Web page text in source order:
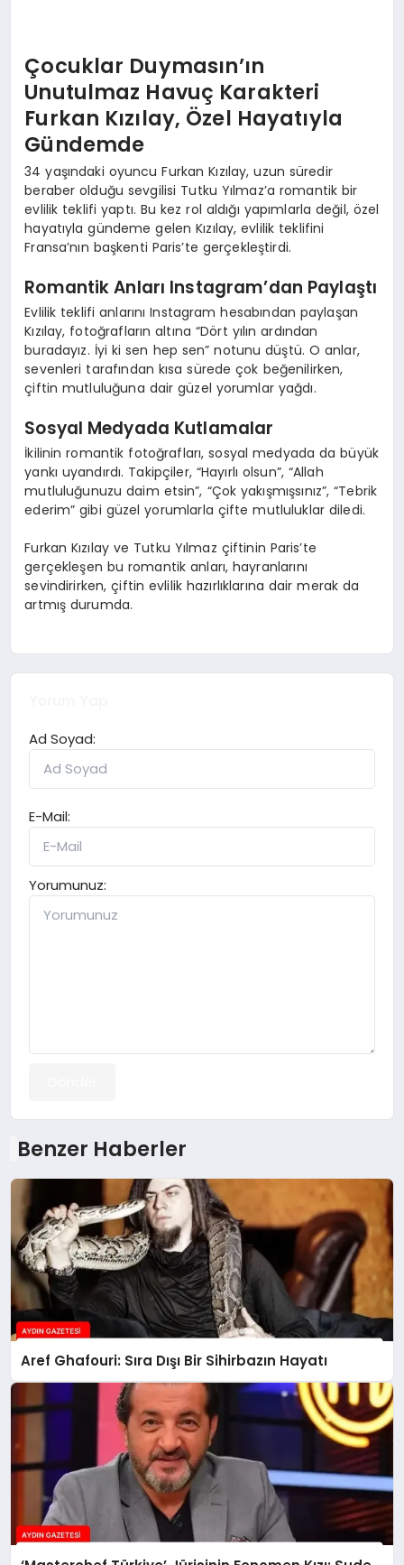
Çocuklar Duymasın’ın
Unutulmaz Havuç Karakteri
Furkan Kızılay, Özel Hayatıyla
Gündemde
34 yaşındaki oyuncu Furkan Kızılay, uzun süredir
beraber olduğu sevgilisi Tutku Yılmaz’a romantik bir
evlilik teklifi yaptı. Bu kez rol aldığı yapımlarla değil, özel
hayatıyla gündeme gelen Kızılay, evlilik teklifini
Fransa’nın başkenti Paris’te gerçekleştirdi.
Romantik Anları Instagram’dan Paylaştı
Evlilik teklifi anlarını Instagram hesabından paylaşan
Kızılay, fotoğrafların altına “Dört yılın ardından
buradayız. İyi ki sen hep sen” notunu düştü. O anlar,
sevenleri tarafından kısa sürede çok beğenilirken,
çiftin mutluluğuna dair güzel yorumlar yağdı.
Sosyal Medyada Kutlamalar
İkilinin romantik fotoğrafları, sosyal medyada da büyük
yankı uyandırdı. Takipçiler, “Hayırlı olsun”, “Allah
mutluluğunuzu daim etsin”, “Çok yakışmışsınız”, “Tebrik
ederim” gibi güzel yorumlarla çifte mutluluklar diledi.
Furkan Kızılay ve Tutku Yılmaz çiftinin Paris’te
gerçekleşen bu romantik anları, hayranlarını
sevindirirken, çiftin evlilik hazırlıklarına dair merak da
artmış durumda.
Ad Soyad:
E-Mail:
Yorumunuz:
Benzer Haberler
Aref Ghafouri: Sıra Dışı Bir Sihirbazın Hayatı